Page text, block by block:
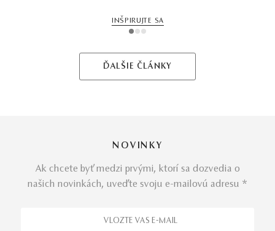
INŠPIRUJTE SA
1 2 3
ĎALŠIE ČLÁNKY
NOVINKY
Ak chcete byť medzi prvými, ktorí sa dozvedia o
našich novinkách, uveďte svoju e-mailovú adresu *